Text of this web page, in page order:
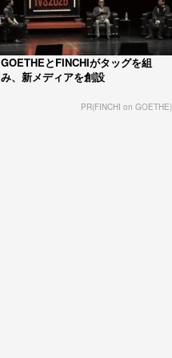
GOETHEとFINCHIがタッグを組
み、新メディアを創設
PR(FINCHI on GOETHE)